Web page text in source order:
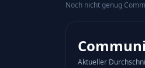
Noch nicht genug
Aktueller